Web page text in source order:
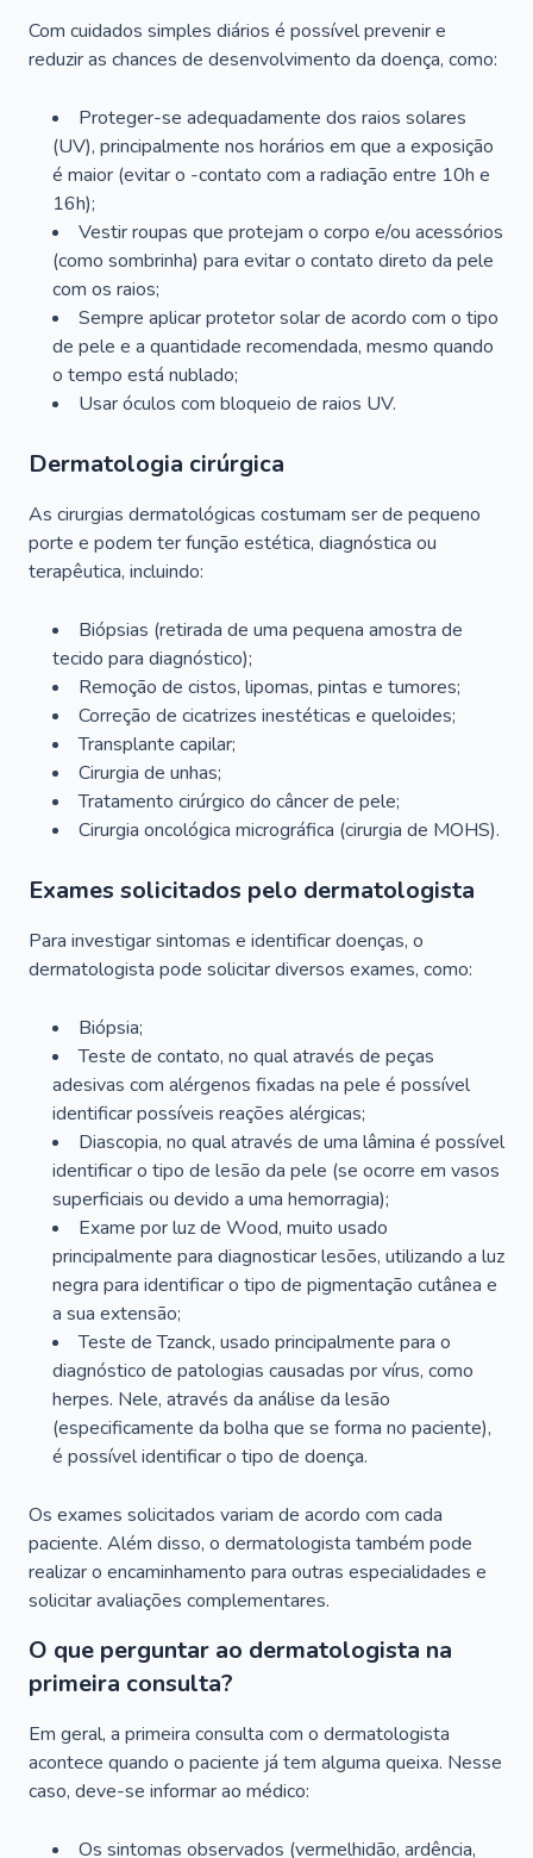
Com cuidados simples diários é possível prevenir e
reduzir as chances de desenvolvimento da doença, como:
Proteger-se adequadamente dos raios solares
(UV), principalmente nos horários em que a exposição
é maior (evitar o -contato com a radiação entre 10h e
16h);
Vestir roupas que protejam o corpo e/ou acessórios
(como sombrinha) para evitar o contato direto da pele
com os raios;
Sempre aplicar protetor solar de acordo com o tipo
de pele e a quantidade recomendada, mesmo quando
o tempo está nublado;
Usar óculos com bloqueio de raios UV.
Dermatologia cirúrgica
As cirurgias dermatológicas costumam ser de pequeno
porte e podem ter função estética, diagnóstica ou
terapêutica, incluindo:
Biópsias (retirada de uma pequena amostra de
tecido para diagnóstico);
Remoção de cistos, lipomas, pintas e tumores;
Correção de cicatrizes inestéticas e queloides;
Transplante capilar;
Cirurgia de unhas;
Tratamento cirúrgico do câncer de pele;
Cirurgia oncológica micrográfica (cirurgia de MOHS).
Exames solicitados pelo dermatologista
Para investigar sintomas e identificar doenças, o
dermatologista pode solicitar diversos exames, como:
Biópsia;
Teste de contato, no qual através de peças
adesivas com alérgenos fixadas na pele é possível
identificar possíveis reações alérgicas;
Diascopia, no qual através de uma lâmina é possível
identificar o tipo de lesão da pele (se ocorre em vasos
superficiais ou devido a uma hemorragia);
Exame por luz de Wood, muito usado
principalmente para diagnosticar lesões, utilizando a luz
negra para identificar o tipo de pigmentação cutânea e
a sua extensão;
Teste de Tzanck, usado principalmente para o
diagnóstico de patologias causadas por vírus, como
herpes. Nele, através da análise da lesão
(especificamente da bolha que se forma no paciente),
é possível identificar o tipo de doença.
Os exames solicitados variam de acordo com cada
paciente. Além disso, o dermatologista também pode
realizar o encaminhamento para outras especialidades e
solicitar avaliações complementares.
O que perguntar ao dermatologista na
primeira consulta?
Em geral, a primeira consulta com o dermatologista
acontece quando o paciente já tem alguma queixa. Nesse
caso, deve-se informar ao médico:
Os sintomas observados (vermelhidão, ardência,